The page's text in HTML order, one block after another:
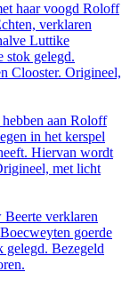
haar voogd Roloff
verklaren
Luttike
stok gelegd.
Clooster. Origineel,
aan Roloff
in het kerspel
Hiervan wordt
met licht
verklaren
goerde
gelegd. Bezegeld